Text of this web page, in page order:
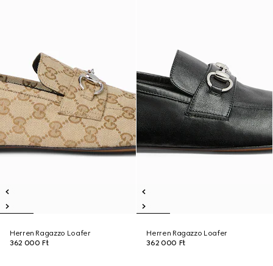
Herren Ragazzo Loafer
362 000 Ft
Herren Ragazzo Loafer
362 000 Ft